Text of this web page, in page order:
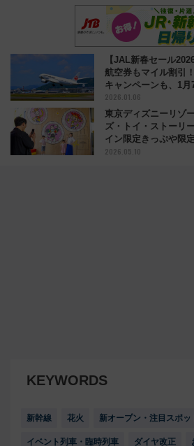
【JAL新春セール
航空券もマイル割引
キャンペーンも、1月
2026.01.06
東京ディズニーリゾ
ズ・トイ・ストーリ
イン限定きっぷや限
夏】
2026.05.10
KEYWORDS
新幹線 花火 新オープン・注目スポッ
イベント列車・臨時列車 ダイヤ改正